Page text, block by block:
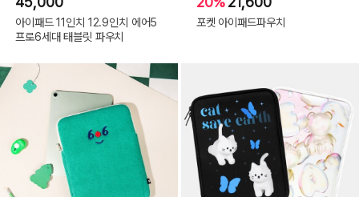
아이패드 11인치 12.9인치 에어5
프로6세대 태블릿 파우치
포켓 아이패드파우치